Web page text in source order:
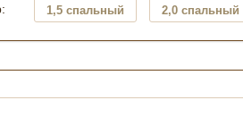
1,5 спальный 2,0 спальный